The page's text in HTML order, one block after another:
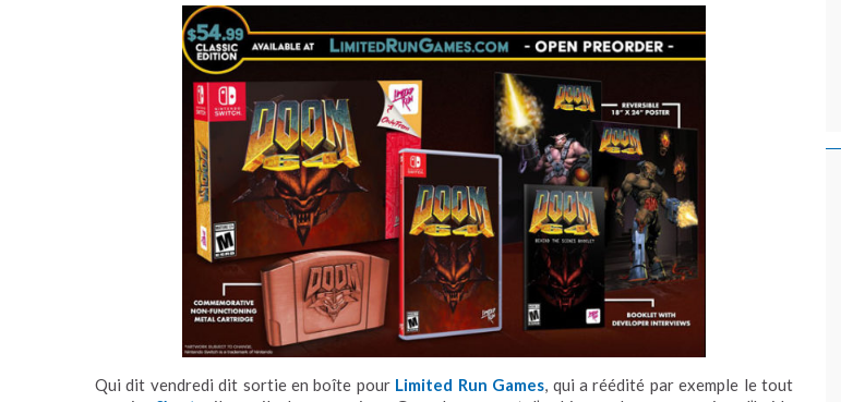
Qui dit vendredi dit sortie en boîte pour Limited Run Games, qui a réédité par exemple le tout